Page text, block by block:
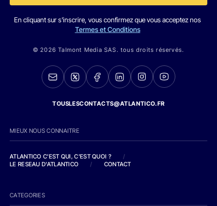
En cliquant sur s'inscrire, vous confirmez que vous acceptez nos
Termes et Conditions
© 2026 Talmont Media SAS. tous droits réservés.
TOUSLESCONTACTS@ATLANTICO.FR
MIEUX NOUS CONNAITRE
ATLANTICO C'EST QUI, C'EST QUOI ?
/
LE RESEAU D'ATLANTICO
/ CONTACT
CATEGORIES